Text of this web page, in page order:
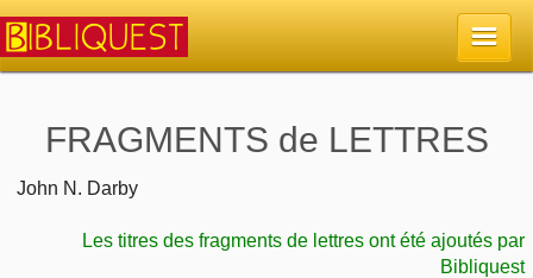
Retour à l'accueil Sujets
FRAGMENTS de LETTRES
John N. Darby
Les titres des fragments de lettres ont été ajoutés par
Bibliquest